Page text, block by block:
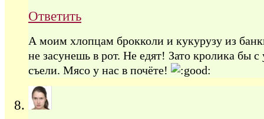
Ответить
А моим хлопцам брокколи и кукурузу из
не засунешь в рот. Не едят! Зато кролика бы с
съели. Мясо у нас в почёте!